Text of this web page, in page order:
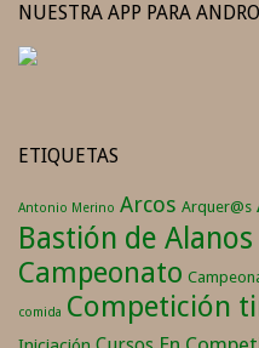
NUESTRA APP PARA
ETIQUETAS
Antonio Merino Arcos Arquer@s
Bastión de Alanos
Campeonato
comida Competición